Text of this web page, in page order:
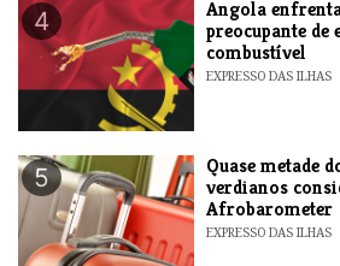
4
Angola
preocupante de
combustível
EXPRESSO DAS ILHAS
5
Quase metade
verdianos
Afrobarometer
EXPRESSO DAS ILHAS